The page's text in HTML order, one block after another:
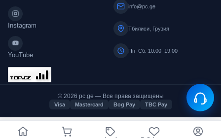
Instagram
YouTube
info@pc.ge
Тбилиси, Грузия
Пн–Сб: 10:00–19:00
© 2026 pc.ge — Все права защищены
Visa Mastercard Bog Pay TBC Pay